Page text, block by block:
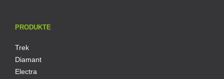
PRODUKTE
Trek
Diamant
Electra